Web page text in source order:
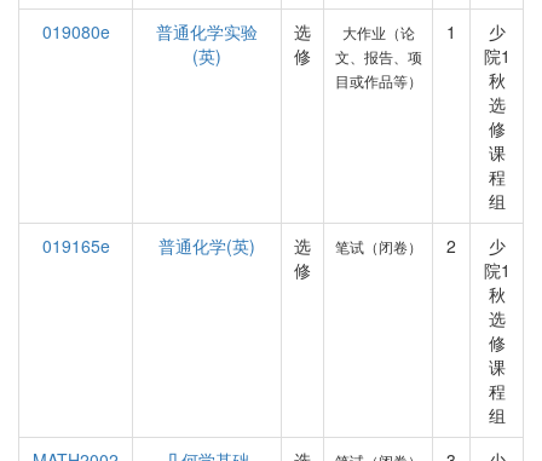
019080e
普通化学实验
(英)
选
修
大作业（论
文、报告、项
目或作品等）
1
少
院1
秋
选
修
课
程
组
019165e
普通化学(英)
选
修
笔试（闭卷） 2
少
院1
秋
选
修
课
程
组